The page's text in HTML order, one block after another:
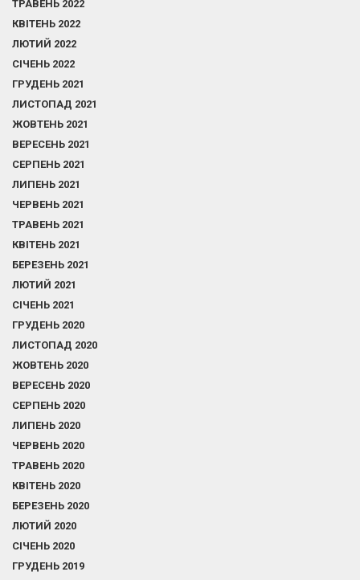
ТРАВЕНЬ 2022
КВІТЕНЬ 2022
ЛЮТИЙ 2022
СІЧЕНЬ 2022
ГРУДЕНЬ 2021
ЛИСТОПАД 2021
ЖОВТЕНЬ 2021
ВЕРЕСЕНЬ 2021
СЕРПЕНЬ 2021
ЛИПЕНЬ 2021
ЧЕРВЕНЬ 2021
ТРАВЕНЬ 2021
КВІТЕНЬ 2021
БЕРЕЗЕНЬ 2021
ЛЮТИЙ 2021
СІЧЕНЬ 2021
ГРУДЕНЬ 2020
ЛИСТОПАД 2020
ЖОВТЕНЬ 2020
ВЕРЕСЕНЬ 2020
СЕРПЕНЬ 2020
ЛИПЕНЬ 2020
ЧЕРВЕНЬ 2020
ТРАВЕНЬ 2020
КВІТЕНЬ 2020
БЕРЕЗЕНЬ 2020
ЛЮТИЙ 2020
СІЧЕНЬ 2020
ГРУДЕНЬ 2019